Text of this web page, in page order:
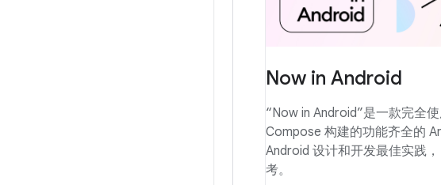
Now in Android
“Now in Android”是一款完全
Compose 构建的功能齐全的
Android 设计和开发最佳实践
考。